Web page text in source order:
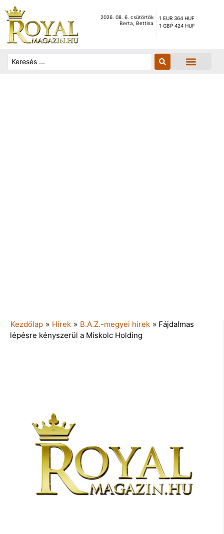
2026. 08. 6. csütörtök
Berta, Bettina
1 EUR 364 HUF
1 GBP 424 HUF
Kezdőlap » Hírek » B.A.Z.-megyei hírek » Fájdalmas
lépésre kényszerül a Miskolc Holding